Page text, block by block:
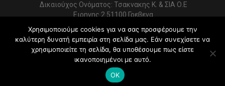
Δικαιούχος Ονόματος: Τσακνακης Κ. & ΣΙΑ Ο.Ε
Ειρηνης 2 51100 Γρεβενα
ΑΦΜ 999154321 - ΔΟΥ ΓΡΕΒΕΝΩΝ
Στοιχεία επικοινωνίας:
2462022086 - typoekdotikh@gmail.com
Κατασκευή Ιστοσελίδας:
PrimeWebify
© 2026 - iGrevena. All Rights Reserved.
Χρησιμοποιούμε cookies για να σας προσφέρουμε την
καλύτερη δυνατή εμπειρία στη σελίδα μας. Εάν συνεχίσετε να
χρησιμοποιείτε τη σελίδα, θα υποθέσουμε πως είστε
ικανοποιημένοι με αυτό.
OK